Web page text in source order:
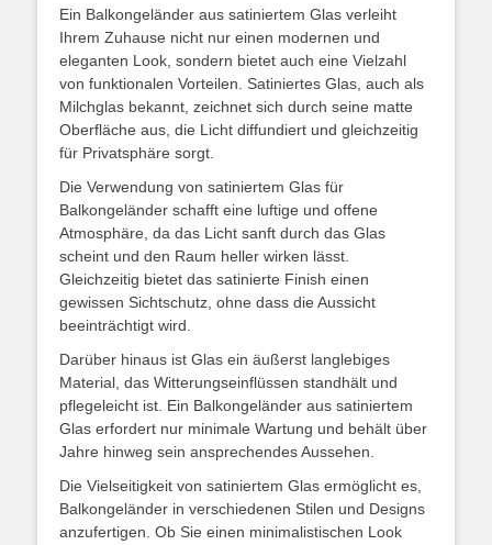
Ein Balkongeländer aus satiniertem Glas verleiht
Ihrem Zuhause nicht nur einen modernen und
eleganten Look, sondern bietet auch eine Vielzahl
von funktionalen Vorteilen. Satiniertes Glas, auch als
Milchglas bekannt, zeichnet sich durch seine matte
Oberfläche aus, die Licht diffundiert und gleichzeitig
für Privatsphäre sorgt.
Die Verwendung von satiniertem Glas für
Balkongeländer schafft eine luftige und offene
Atmosphäre, da das Licht sanft durch das Glas
scheint und den Raum heller wirken lässt.
Gleichzeitig bietet das satinierte Finish einen
gewissen Sichtschutz, ohne dass die Aussicht
beeinträchtigt wird.
Darüber hinaus ist Glas ein äußerst langlebiges
Material, das Witterungseinflüssen standhält und
pflegeleicht ist. Ein Balkongeländer aus satiniertem
Glas erfordert nur minimale Wartung und behält über
Jahre hinweg sein ansprechendes Aussehen.
Die Vielseitigkeit von satiniertem Glas ermöglicht es,
Balkongeländer in verschiedenen Stilen und Designs
anzufertigen. Ob Sie einen minimalistischen Look